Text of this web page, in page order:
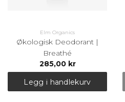
Elm Organics
Økologisk Deodorant |
Breathé
285,00 kr
Legg i handlekurv